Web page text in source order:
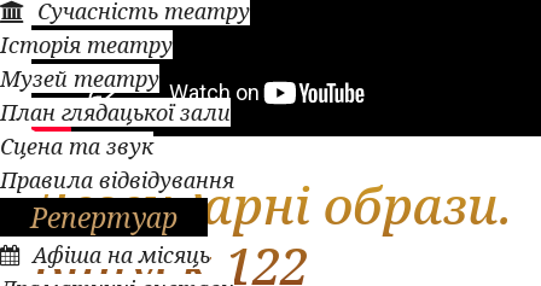
Сучасність театру
Історія театру
Музей театру
План глядацької зали
Сцена та звук
Правила відвідування
Репертуар
Афіша на місяць
Легендарні образи.
Випуск 122